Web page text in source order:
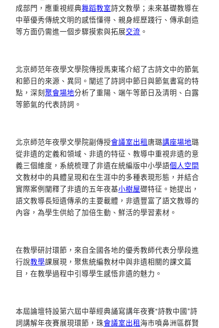
成部門，應重視經典舞蹈教室詩文教學；未來基礎教導在
中華優秀傳統文明的感悟懂得、親身經歷踐行、傳承創造
等方面仍需進一個步驟摸索與拓展交流 。
北京師范年夜學文學院傳授馬東瑤介紹了古詩文中的節氣
和節日的來源、異同。闡述了詩詞中節日與節氣書寫的特
點，深刻聚會場地分析了重陽、端午等節日及清明、白露
等節氣的代表詩詞。
北京師范年夜學文學院副傳授會議室出租唐璐講座場地璐
從非遺的定義和領域、非遺的特征、教導中重視非遺的意
義三個維度，系統梳理了非遺在統編版中小學語個人空間
文教材中的具體呈現和在生涯中的多種表現形態，并結合
實際案例闡釋了非遺的五年夜基小樹屋礎特征。她提出，
語文教導長短遺傳承的主要載體，非遺豐富了語文教導的
內容，為學生供給了加倍生動、鮮活的學習素材。
在教學研討環節，來自全國各地的優秀教師代表分學段進
行說教學課展現，聚焦統編教材中與非遺相關的課文篇
目，在教學過程中引導學生感悟非遺的魅力。
本屆論壇特設第六屆中華經典誦寫講年夜賽“詩教中國”詩
詞講解年夜賽展現環節，珠會議室出租海市噴鼻洲區群賢